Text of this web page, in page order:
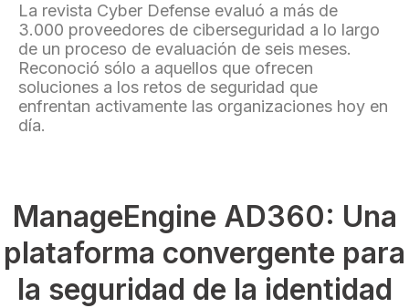
La revista Cyber Defense evaluó a más de
3.000 proveedores de ciberseguridad a lo largo
de un proceso de evaluación de seis meses.
Reconoció sólo a aquellos que ofrecen
soluciones a los retos de seguridad que
enfrentan activamente las organizaciones hoy en
día.
ManageEngine AD360: Una
plataforma convergente para
la seguridad de la identidad